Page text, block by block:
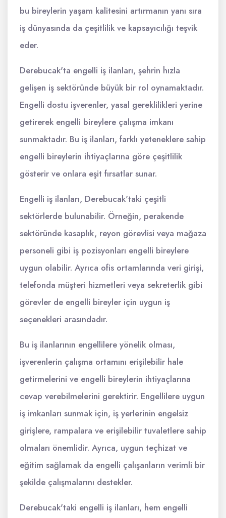
bu bireylerin yaşam kalitesini artırmanın yanı sıra
iş dünyasında da çeşitlilik ve kapsayıcılığı teşvik
eder.
Derebucak'ta engelli iş ilanları, şehrin hızla
gelişen iş sektöründe büyük bir rol oynamaktadır.
Engelli dostu işverenler, yasal gereklilikleri yerine
getirerek engelli bireylere çalışma imkanı
sunmaktadır. Bu iş ilanları, farklı yeteneklere sahip
engelli bireylerin ihtiyaçlarına göre çeşitlilik
gösterir ve onlara eşit fırsatlar sunar.
Engelli iş ilanları, Derebucak'taki çeşitli
sektörlerde bulunabilir. Örneğin, perakende
sektöründe kasaplık, reyon görevlisi veya mağaza
personeli gibi iş pozisyonları engelli bireylere
uygun olabilir. Ayrıca ofis ortamlarında veri girişi,
telefonda müşteri hizmetleri veya sekreterlik gibi
görevler de engelli bireyler için uygun iş
seçenekleri arasındadır.
Bu iş ilanlarının engellilere yönelik olması,
işverenlerin çalışma ortamını erişilebilir hale
getirmelerini ve engelli bireylerin ihtiyaçlarına
cevap verebilmelerini gerektirir. Engellilere uygun
iş imkanları sunmak için, iş yerlerinin engelsiz
girişlere, rampalara ve erişilebilir tuvaletlere sahip
olmaları önemlidir. Ayrıca, uygun teçhizat ve
eğitim sağlamak da engelli çalışanların verimli bir
şekilde çalışmalarını destekler.
Derebucak'taki engelli iş ilanları, hem engelli